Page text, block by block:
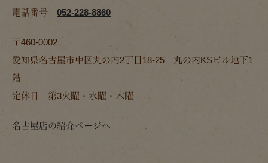
電話番号 052-228-8860
〒460-0002
愛知県名古屋市中区丸の内2丁目18-25 丸の内KSビル地下1
階
定休日 第3火曜・水曜・木曜
名古屋店の紹介ページへ